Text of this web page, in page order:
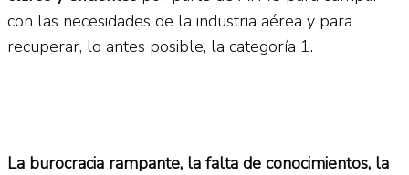
con las necesidades de la industria aérea y para
recuperar, lo antes posible, la categoría 1.
La burocracia rampante, la falta de conocimientos, la